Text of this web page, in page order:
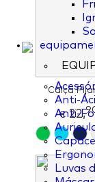
Anti-
Anti-
Luvas
Calça
€22,